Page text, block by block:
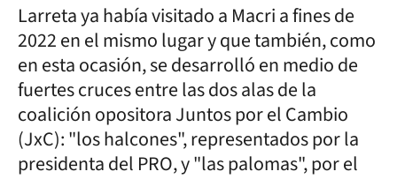
Larreta ya había visitado a Macri a fines de
2022 en el mismo lugar y que también, como
en esta ocasión, se desarrolló en medio de
fuertes cruces entre las dos alas de la
coalición opositora Juntos por el Cambio
(JxC): "los halcones", representados por la
presidenta del PRO, y "las palomas", por el